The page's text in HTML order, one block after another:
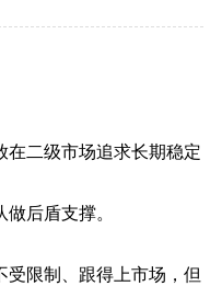
在二级市场追求长期稳定
后盾支撑。
限制、跟得上市场，但